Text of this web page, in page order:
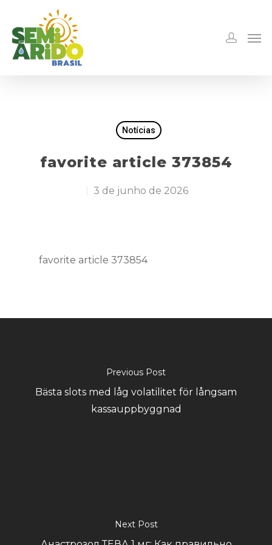
Notícias
favorite article 373854
3 de junho de 2026
favorite article 373854
Previous Post
Bästa slots med låg volatilitet för långsam
kassauppbyggnad
Next Post